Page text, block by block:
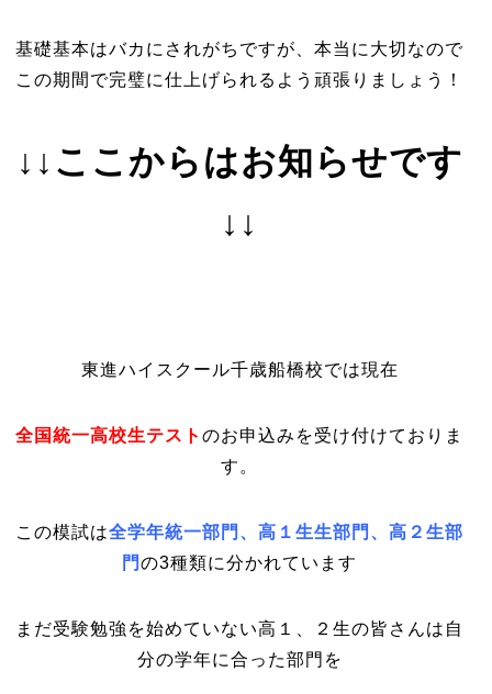
基礎基本はバカにされがちですが、本当に大切なので
この期間で完璧に仕上げられるよう頑張りましょう！
↓↓ここからはお知らせです
↓↓
東進ハイスクール千歳船橋校では現在
全国統一高校生テストのお申込みを受け付けておりま
す。
この模試は全学年統一部門、高１生生部門 、高２生部
門の3種類に分かれています
まだ受験勉強を始めていない高１、２生の皆さんは自
分の学年に合った部門を